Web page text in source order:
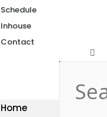
Schedule
Inhouse
Contact
Home